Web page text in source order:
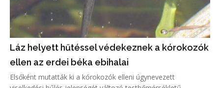
Láz helyett hűtéssel védekeznek a kórokozók
ellen az erdei béka ebihalai
Elsőként mutatták ki a kórokozók elleni úgynevezett